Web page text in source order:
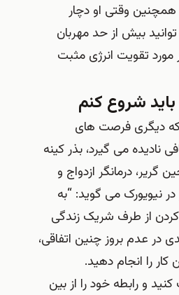
همچنین وقتی او دچار
بیش از حد مهربان
تقویت انرژی مثبت
که دیگری فرصت های
نادیده می گیرد، بذر کینه
گریر، درمانگر ازدواج و
نیویورک می گوید: “به
کردن از طرف شریک زندگی
در عدم بروز چنین اتفاقی،
کار را انجام دهید.
و رابطه خود را از بین